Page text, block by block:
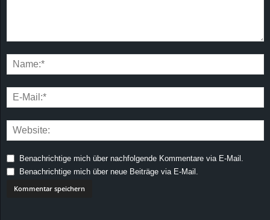
Benachrichtige mich über nachfolgende Kommentare via E-Mail.
Benachrichtige mich über neue Beiträge via E-Mail.